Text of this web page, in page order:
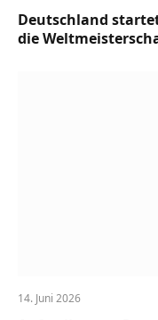
Deutschland
die
14. Juni 2026